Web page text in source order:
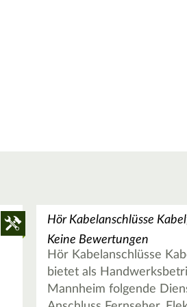
Hör Kabelanschlüsse
Keine Bewertungen
Hör Kabelanschlüsse
bietet als
Mannheim folgende